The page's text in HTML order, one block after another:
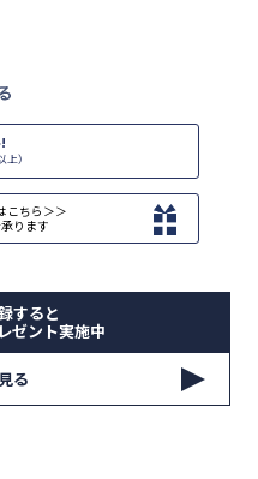
上）
こちら＞＞
ります
すると
ゼント実施中
る